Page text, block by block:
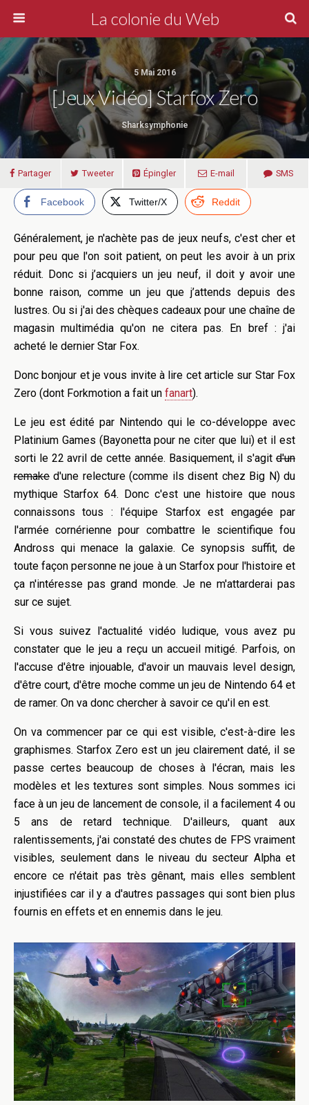
La colonie du Web
5 Mai 2016
[Jeux Vidéo] Starfox Zero
Sharksymphonie
Partager Tweeter Épingler E-mail SMS
Facebook Twitter/X Reddit
Généralement, je n'achète pas de jeux neufs, c'est cher et
pour peu que l'on soit patient, on peut les avoir à un prix
réduit. Donc si j’acquiers un jeu neuf, il doit y avoir une
bonne raison, comme un jeu que j’attends depuis des
lustres. Ou si j'ai des chèques cadeaux pour une chaîne de
magasin multimédia qu'on ne citera pas. En bref : j'ai
acheté le dernier Star Fox.
Donc bonjour et je vous invite à lire cet article sur Star Fox
Zero (dont Forkmotion a fait un fanart).
Le jeu est édité par Nintendo qui le co-développe avec
Platinium Games (Bayonetta pour ne citer que lui) et il est
sorti le 22 avril de cette année. Basiquement, il s'agit d'un
remake d'une relecture (comme ils disent chez Big N) du
mythique Starfox 64. Donc c'est une histoire que nous
connaissons tous : l'équipe Starfox est engagée par
l'armée cornérienne pour combattre le scientifique fou
Andross qui menace la galaxie. Ce synopsis suffit, de
toute façon personne ne joue à un Starfox pour l'histoire et
ça n'intéresse pas grand monde. Je ne m'attarderai pas
sur ce sujet.
Si vous suivez l'actualité vidéo ludique, vous avez pu
constater que le jeu a reçu un accueil mitigé. Parfois, on
l'accuse d'être injouable, d'avoir un mauvais level design,
d'être court, d'être moche comme un jeu de Nintendo 64 et
de ramer. On va donc chercher à savoir ce qu'il en est.
On va commencer par ce qui est visible, c'est-à-dire les
graphismes. Starfox Zero est un jeu clairement daté, il se
passe certes beaucoup de choses à l'écran, mais les
modèles et les textures sont simples. Nous sommes ici
face à un jeu de lancement de console, il a facilement 4 ou
5 ans de retard technique. D'ailleurs, quant aux
ralentissements, j'ai constaté des chutes de FPS vraiment
visibles, seulement dans le niveau du secteur Alpha et
encore ce n'était pas très gênant, mais elles semblent
injustifiées car il y a d'autres passages qui sont bien plus
fournis en effets et en ennemis dans le jeu.